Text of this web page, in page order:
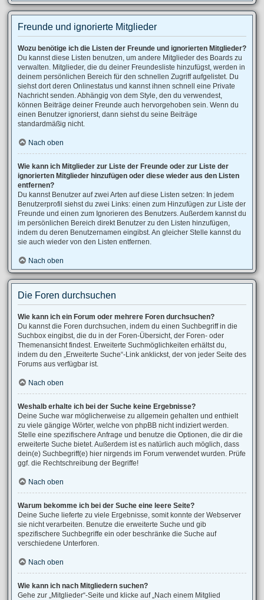
Freunde und ignorierte Mitglieder
Wozu benötige ich die Listen der Freunde und ignorierten Mitglieder?
Du kannst diese Listen benutzen, um andere Mitglieder des Boards zu
verwalten. Mitglieder, die du deiner Freundesliste hinzufügst, werden in
deinem persönlichen Bereich für den schnellen Zugriff aufgelistet. Du
siehst dort deren Onlinestatus und kannst ihnen schnell eine Private
Nachricht senden. Abhängig von dem Style, den du verwendest,
können Beiträge deiner Freunde auch hervorgehoben sein. Wenn du
einen Benutzer ignorierst, dann siehst du seine Beiträge
standardmäßig nicht.
Nach oben
Wie kann ich Mitglieder zur Liste der Freunde oder zur Liste der
ignorierten Mitglieder hinzufügen oder diese wieder aus den Listen
entfernen?
Du kannst Benutzer auf zwei Arten auf diese Listen setzen: In jedem
Benutzerprofil siehst du zwei Links: einen zum Hinzufügen zur Liste der
Freunde und einen zum Ignorieren des Benutzers. Außerdem kannst du
im persönlichen Bereich direkt Benutzer zu den Listen hinzufügen,
indem du deren Benutzernamen eingibst. An gleicher Stelle kannst du
sie auch wieder von den Listen entfernen.
Nach oben
Die Foren durchsuchen
Wie kann ich ein Forum oder mehrere Foren durchsuchen?
Du kannst die Foren durchsuchen, indem du einen Suchbegriff in die
Suchbox eingibst, die du in der Foren-Übersicht, der Foren- oder
Themenansicht findest. Erweiterte Suchmöglichkeiten erhältst du,
indem du den „Erweiterte Suche“-Link anklickst, der von jeder Seite des
Forums aus verfügbar ist.
Nach oben
Weshalb erhalte ich bei der Suche keine Ergebnisse?
Deine Suche war möglicherweise zu allgemein gehalten und enthielt
zu viele gängige Wörter, welche von phpBB nicht indiziert werden.
Stelle eine spezifischere Anfrage und benutze die Optionen, die dir die
erweiterte Suche bietet. Außerdem ist es natürlich auch möglich, dass
dein(e) Suchbegriff(e) hier nirgends im Forum verwendet wurden. Prüfe
ggf. die Rechtschreibung der Begriffe!
Nach oben
Warum bekomme ich bei der Suche eine leere Seite?
Deine Suche lieferte zu viele Ergebnisse, somit konnte der Webserver
sie nicht verarbeiten. Benutze die erweiterte Suche und gib
spezifischere Suchbegriffe ein oder beschränke die Suche auf
verschiedene Unterforen.
Nach oben
Wie kann ich nach Mitgliedern suchen?
Gehe zur „Mitglieder“-Seite und klicke auf „Nach einem Mitglied